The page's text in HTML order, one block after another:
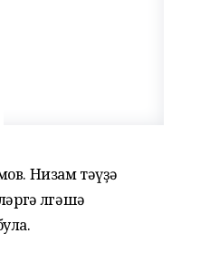
Низам тәүҙә
өлгәшә